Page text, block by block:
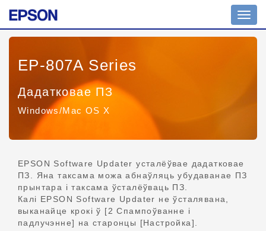
EP-807A Series
Дадатковае ПЗ
Windows/Mac OS X
EPSON Software Updater усталёўвае дадатковае
ПЗ. Яна таксама можа абнаўляць убудаванае ПЗ
прынтара і таксама ўсталёўваць ПЗ.
Калі EPSON Software Updater не ўсталявана,
выканайце крокі ў [2 Спампоўванне і
падлучэнне] на старонцы [Настройка].